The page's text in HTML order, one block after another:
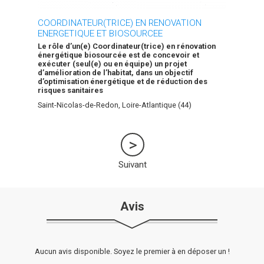
COORDINATEUR(TRICE) EN RENOVATION
ENERGETIQUE ET BIOSOURCEE
Le rôle d’un(e) Coordinateur(trice) en rénovation
énergétique biosourcée est de concevoir et
exécuter (seul(e) ou en équipe) un projet
d’amélioration de l’habitat, dans un objectif
d’optimisation énergétique et de réduction des
risques sanitaires
Saint-Nicolas-de-Redon, Loire-Atlantique (44)
Suivant
Avis
Aucun avis disponible. Soyez le premier à en déposer un !